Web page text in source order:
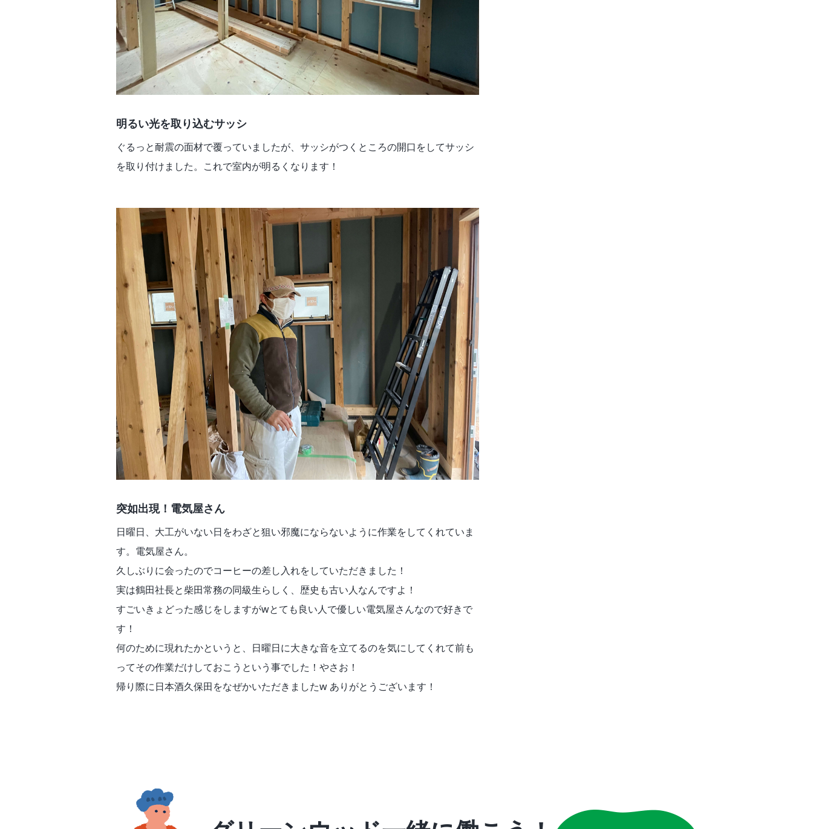
明るい光を取り込むサッシ
ぐるっと耐震の面材で覆っていましたが、サッシがつくところの開口をしてサッシ
を取り付けました。これで室内が明るくなります！
突如出現！電気屋さん
日曜日、大工がいない日をわざと狙い邪魔にならないように作業をしてくれていま
す。電気屋さん。
久しぶりに会ったのでコーヒーの差し入れをしていただきました！
実は鶴田社長と柴田常務の同級生らしく、歴史も古い人なんですよ！
すごいきょどった感じをしますがwとても良い人で優しい電気屋さんなので好きで
す！
何のために現れたかというと、日曜日に大きな音を立てるのを気にしてくれて前も
ってその作業だけしておこうという事でした！やさお！
帰り際に日本酒久保田をなぜかいただきましたw ありがとうございます！